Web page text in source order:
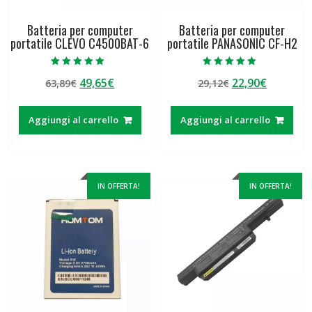
Batteria per computer
portatile CLEVO C4500BAT-6
5.00
su 5
63,89€ Il
originale
era:
49,65€Il
attuale
è:
Aggiungi al carrello
Batteria per computer
portatile PANASONIC CF-H2
5.00
su 5
29,12€ Il
originale
era:
22,90€Il
attuale
è:
Aggiungi al carrello
IN OFFERTA! IN OFFERTA!